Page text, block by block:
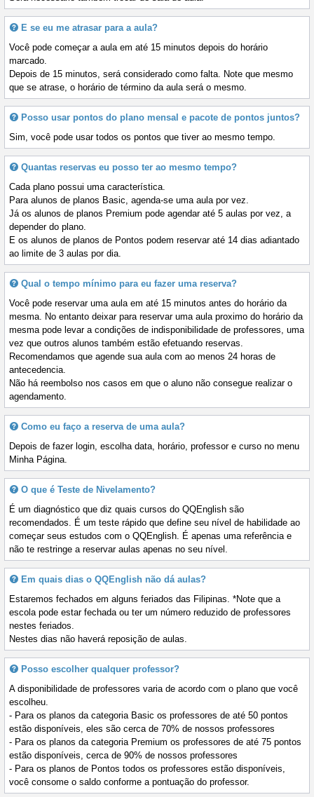
E se eu me atrasar para a aula?
Você pode começar a aula em até 15 minutos depois do horário
marcado.
Depois de 15 minutos, será considerado como falta. Note que mesmo
que se atrase, o horário de término da aula será o mesmo.
Posso usar pontos do plano mensal e pacote de pontos juntos?
Sim, você pode usar todos os pontos que tiver ao mesmo tempo.
Quantas reservas eu posso ter ao mesmo tempo?
Cada plano possui uma característica.
Para alunos de planos Basic, agenda-se uma aula por vez.
Já os alunos de planos Premium pode agendar até 5 aulas por vez, a
depender do plano.
E os alunos de planos de Pontos podem reservar até 14 dias adiantado
ao limite de 3 aulas por dia.
Qual o tempo mínimo para eu fazer uma reserva?
Você pode reservar uma aula em até 15 minutos antes do horário da
mesma. No entanto deixar para reservar uma aula proximo do horário da
mesma pode levar a condições de indisponibilidade de professores, uma
vez que outros alunos também estão efetuando reservas.
Recomendamos que agende sua aula com ao menos 24 horas de
antecedencia.
Não há reembolso nos casos em que o aluno não consegue realizar o
agendamento.
Como eu faço a reserva de uma aula?
Depois de fazer login, escolha data, horário, professor e curso no menu
Minha Página.
O que é Teste de Nivelamento?
É um diagnóstico que diz quais cursos do QQEnglish são
recomendados. É um teste rápido que define seu nível de habilidade ao
começar seus estudos com o QQEnglish. É apenas uma referência e
não te restringe a reservar aulas apenas no seu nível.
Em quais dias o QQEnglish não dá aulas?
Estaremos fechados em alguns feriados das Filipinas. *Note que a
escola pode estar fechada ou ter um número reduzido de professores
nestes feriados.
Nestes dias não haverá reposição de aulas.
Posso escolher qualquer professor?
A disponibilidade de professores varia de acordo com o plano que você
escolheu.
- Para os planos da categoria Basic os professores de até 50 pontos
estão disponíveis, eles são cerca de 70% de nossos professores
- Para os planos da categoria Premium os professores de até 75 pontos
estão disponíveis, cerca de 90% de nossos professores
- Para os planos de Pontos todos os professores estão disponíveis,
você consome o saldo conforme a pontuação do professor.